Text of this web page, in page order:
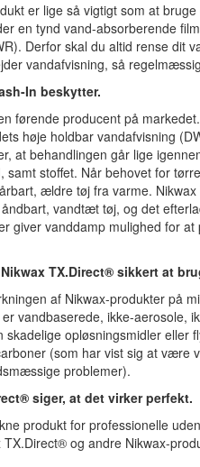
er lige så vigtigt som at
en tynd vand-absorberende
Derfor skal du altid rense dit
vandafvisning, så
In beskytter.
førende producent på
høje holdbar vandafvisning
at behandlingen går lige
samt stoffet. Når behovet for
ældre tøj fra varme.
vandtæt tøj, og det
giver vanddamp mulighed for
TX.Direct® sikkert at
af Nikwax-produkter på
vandbaserede, ikke-aerosole,
skadelige opløsningsmidler eller
(som har vist sig at være
problemer).
siger, at det virker perfekt.
produkt for professionelle
og andre Nikwax-